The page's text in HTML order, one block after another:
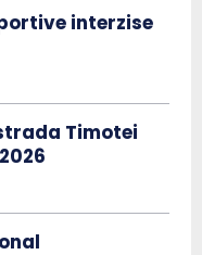
interzise
Timotei